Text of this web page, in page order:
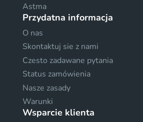
Astma
Przydatna informacja
O nas
Skontaktuj sie z nami
Czesto zadawane pytania
Status zamówienia
Nasze zasady
Warunki
Wsparcie klienta